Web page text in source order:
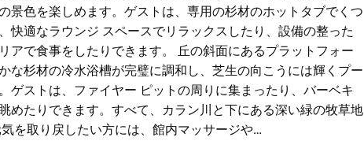
景色を楽しめます。ゲストは、専用の杉材のホットタブでくつ
快適なラウンジ スペースでリラックスしたり、設備の整った
アで食事をしたりできます。 丘の斜面にあるプラットフォー
な杉材の冷水浴槽が完璧に調和し、芝生の向こうには輝くプー
ゲストは、ファイヤー ピットの周りに集まったり、バーベキ
めたりできます。すべて、カラン川と下にある深い緑の牧草地
を取り戻したい方には、館内マッサージや…